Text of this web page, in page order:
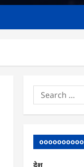
Search
for:
oooooooooo
देश